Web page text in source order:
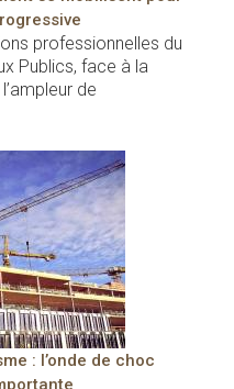
professionnelles du
Publics, face à la
de
: l’onde de choc